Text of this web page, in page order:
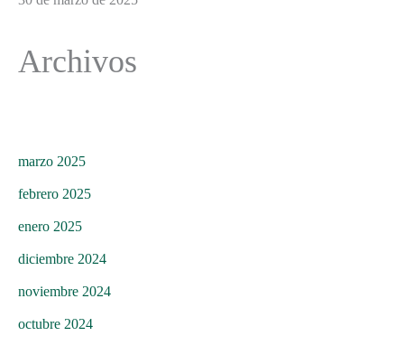
Archivos
marzo 2025
febrero 2025
enero 2025
diciembre 2024
noviembre 2024
octubre 2024